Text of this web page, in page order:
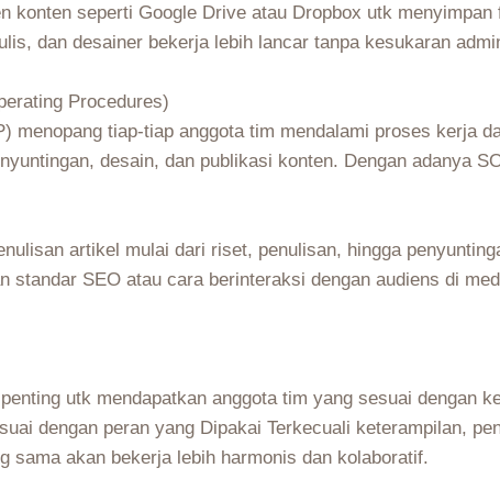
konten seperti Google Drive atau Dropbox utk
dan desainer bekerja lebih lancar tanpa kesukaran
Procedures)
menopang tiap-tiap anggota tim mendalami proses kerja
desain, dan publikasi konten. Dengan adanya
artikel mulai dari riset, penulisan, hingga
standar SEO atau cara berinteraksi dengan audiens di
utk mendapatkan anggota tim yang sesuai dengan
dengan peran yang Dipakai Terkecuali keterampilan,
sama akan bekerja lebih harmonis dan kolaboratif.